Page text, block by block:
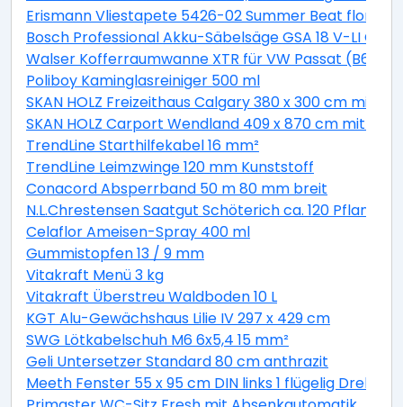
Erismann Vliestapete 5426-02 Summer Beat floral
Bosch Professional Akku-Säbelsäge GSA 18 V-LI C
Walser Kofferraumwanne XTR für VW Passat (B6)
Poliboy Kaminglasreiniger 500 ml
SKAN HOLZ Freizeithaus Calgary 380 x 300 cm mit 2.
SKAN HOLZ Carport Wendland 409 x 870 cm mit
TrendLine Starthilfekabel 16 mm²
TrendLine Leimzwinge 120 mm Kunststoff
Conacord Absperrband 50 m 80 mm breit
N.L.Chrestensen Saatgut Schöterich ca. 120 Pflanzen
Celaflor Ameisen-Spray 400 ml
Gummistopfen 13 / 9 mm
Vitakraft Menü 3 kg
Vitakraft Überstreu Waldboden 10 L
KGT Alu-Gewächshaus Lilie IV 297 x 429 cm
SWG Lötkabelschuh M6 6x5,4 15 mm²
Geli Untersetzer Standard 80 cm anthrazit
Meeth Fenster 55 x 95 cm DIN links 1 flügelig Dreh-